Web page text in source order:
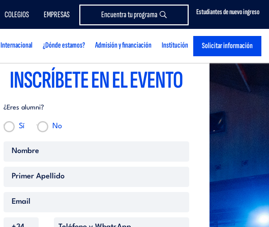
Estudiantes de nuevo ingreso
COLEGIOS EMPRESAS Encuentra tu programa
Internacional ¿Dónde estamos? Admisión y financiación Institución Solicitar información
INSCRÍBETE EN EL EVENTO
¿Eres alumni?
Sí No